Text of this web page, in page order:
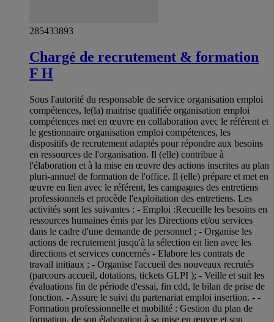
285433893
Chargé de recrutement & formation
F H
Sous l'autorité du responsable de service organisation emploi
compétences, le(la) maitrise qualifiée organisation emploi
compétences met en œuvre en collaboration avec le référent et
le gestionnaire organisation emploi compétences, les
dispositifs de recrutement adaptés pour répondre aux besoins
en ressources de l'organisation. Il (elle) contribue à
l'élaboration et à la mise en œuvre des actions inscrites au plan
pluri-annuel de formation de l'office. Il (elle) prépare et met en
œuvre en lien avec le référent, les campagnes des entretiens
professionnels et procède l'exploitation des entretiens. Les
activités sont les suivantes : - Emploi :Recueille les besoins en
ressources humaines émis par les Directions et/ou services
dans le cadre d'une demande de personnel ; - Organise les
actions de recrutement jusqu'à la sélection en lien avec les
directions et services concernés - Elabore les contrats de
travail initiaux ; - Organise l'accueil des nouveaux recrutés
(parcours accueil, dotations, tickets GLPI ); - Veille et suit les
évaluations fin de période d'essai, fin cdd, le bilan de prise de
fonction. - Assure le suivi du partenariat emploi insertion. - -
Formation professionnelle et mobilité : Gestion du plan de
formation, de son élaboration à sa mise en œuvre et son